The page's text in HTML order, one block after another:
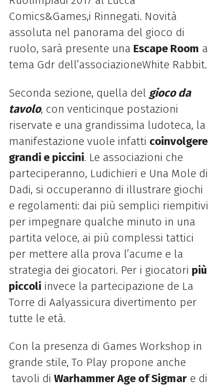
Comics&Games,i Rinnegati. Novità
assoluta nel panorama del gioco di
ruolo, sarà presente una Escape Room a
tema Gdr dell’associazioneWhite Rabbit.
Seconda sezione, quella del gioco da
tavolo, con venticinque postazioni
riservate e una grandissima ludoteca, la
manifestazione vuole infatti coinvolgere
grandi e piccini. Le associazioni che
parteciperanno, Ludichieri e Una Mole di
Dadi, si occuperanno di illustrare giochi
e regolamenti: dai più semplici riempitivi
per impegnare qualche minuto in una
partita veloce, ai più complessi tattici
per mettere alla prova l’acume e la
strategia dei giocatori. Per i giocatori più
piccoli invece la partecipazione de La
Torre di Aalyassicura divertimento per
tutte le età.
Con la presenza di Games Workshop in
grande stile, To Play propone anche
tavoli di Warhammer Age of Sigmare di